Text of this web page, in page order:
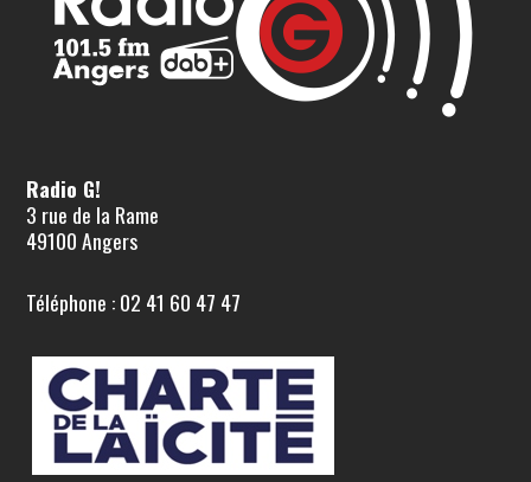
Radio G!
3 rue de la Rame
49100 Angers
Téléphone : 02 41 60 47 47